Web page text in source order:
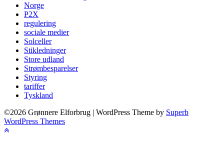
Norge
P2X
regulering
sociale medier
Solceller
Stikledninger
Store udland
Strømbesparelser
Styring
tariffer
Tyskland
©2026 Grønnere Elforbrug | WordPress Theme by Superb
WordPress Themes